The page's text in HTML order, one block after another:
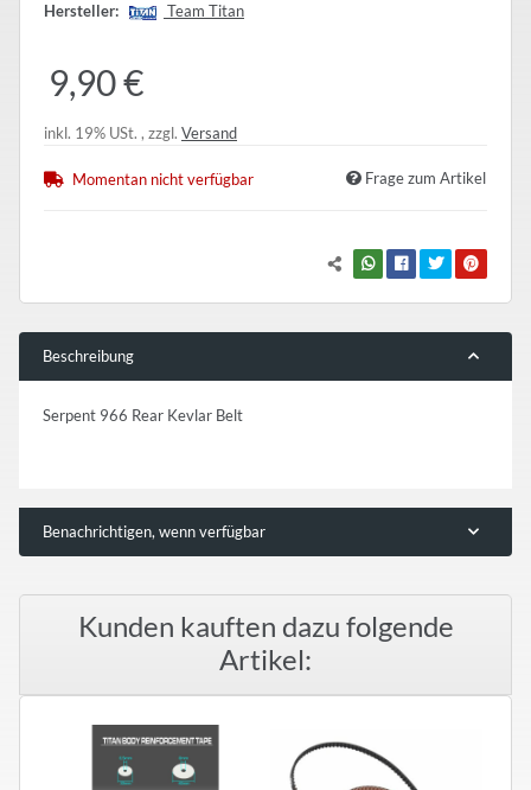
Hersteller:
Team Titan
9,90 €
inkl. 19% USt. , zzgl. Versand
Momentan nicht verfügbar Frage zum Artikel
Beschreibung
Serpent 966 Rear Kevlar Belt
Benachrichtigen, wenn verfügbar
Kunden kauften dazu folgende
Artikel: